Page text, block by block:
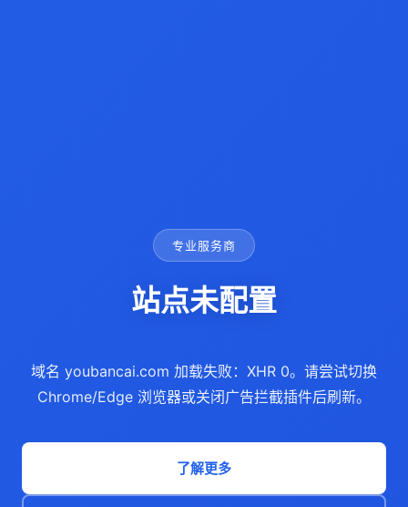
专业服务商
站点未配置
域名 youbancai.com 加载失败：XHR 0。请尝试切换
Chrome/Edge 浏览器或关闭广告拦截插件后刷新。
了解更多